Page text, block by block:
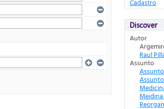
Cadastro
Discover
Autor
Raul
Assunto